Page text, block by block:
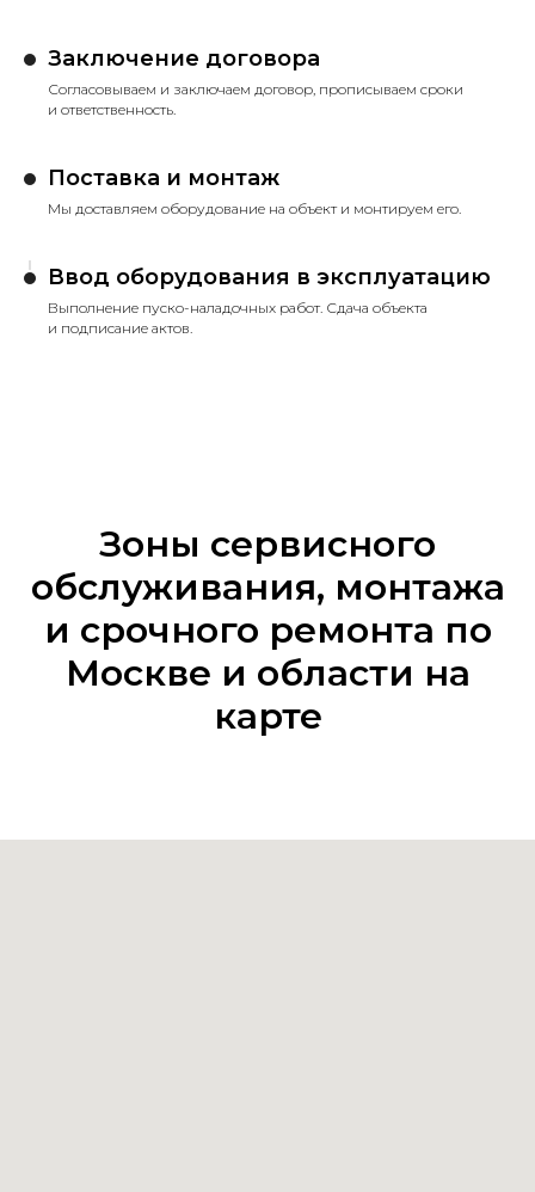
Заключение договора
Согласовываем и заключаем договор, прописываем сроки
и ответственность.
Поставка и монтаж
Мы доставляем оборудование на объект и монтируем его.
Ввод оборудования в эксплуатацию
Выполнение пуско-наладочных работ. Сдача объекта
и подписание актов.
Зоны сервисного
обслуживания, монтажа
и срочного ремонта по
Москве и области на
карте